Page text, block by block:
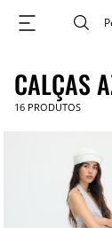
CALÇAS
16 PRODUTOS